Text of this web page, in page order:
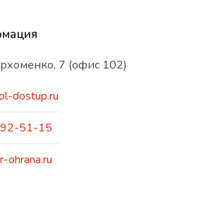
7 (офис 102)
dostup.ru
51-15
ohrana.ru